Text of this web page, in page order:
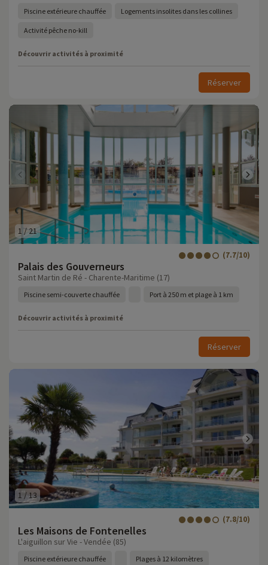
Piscine extérieure chauffée Logements insolites dans les collines
Activité pêche no-kill
Découvrir activités à proximité
Réserver
1 / 21
Palais des Gouverneurs
(7.7/10)
Saint Martin de Ré - Charente-Maritime (17)
Piscine semi-couverte chauffée Port à 250 m et plage à 1 km
Découvrir activités à proximité
Réserver
1 / 13
Les Maisons de Fontenelles
(7.8/10)
L'aiguillon sur Vie - Vendée (85)
Piscine extérieure chauffée Plages à 12 kilomètres